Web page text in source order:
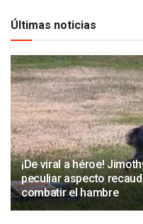
Últimas noticias
¡De viral a héroe!
peculiar aspecto
combatir el hambre